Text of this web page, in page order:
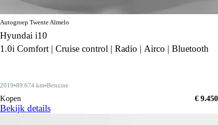
Autogroep Twente Almelo
Hyundai i10
1.0i Comfort | Cruise control | Radio | Airco | Bluetooth
2019 89.674 km Benzine
Kopen € 9.450
Bekijk details